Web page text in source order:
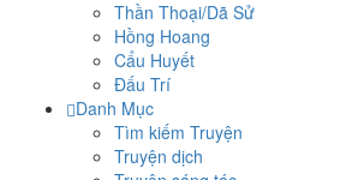
Thần Thoại/Dã Sử
Hồng Hoang
Cẩu Huyết
Đấu Trí
Danh Mục
Tìm kiếm Truyện
Truyện dịch